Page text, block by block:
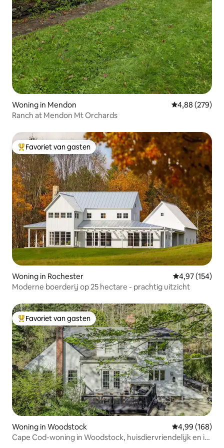
Woning in Mendon Gemiddelde
4,88 (279)
Ranch at Mendon Mt Orchards
Topfavoriet van gasten
Favoriet van gasten
Woning in Rochester Gemiddelde
4,97 (154)
Moderne boerderij op 25 hectare - prachtig uitzicht
Topfavoriet van gasten
Favoriet van gasten
Woning in Woodstock Gemiddelde
4,99 (168)
Cape Cod-woning in Woodstock, huisdiervriendelijk en in